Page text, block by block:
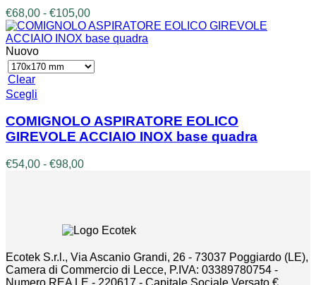
opzioni
possono
essere
scelte
nella
€68,00 - €105,00Fascia
di
prezzo:
€68,00
a
Nuovo
Clear
Scegli
ha
più
varianti.
Le
opzioni
pagina
prodotto
COMIGNOLO ASPIRATORE EOLICO
GIREVOLE ACCIAIO INOX base quadra
€54,00 - €98,00Fascia
a
€98,00
Ecotek S.r.l., Via Ascanio Grandi, 26 - 73037 Poggiardo (LE),
Camera di Commercio di Lecce, P.IVA: 03389780754 -
Numero REA LE - 220617 - Capitale Sociale Versato €